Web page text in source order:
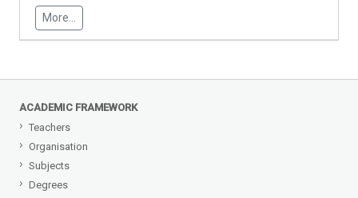
More...
ACADEMIC FRAMEWORK
Teachers
Organisation
Subjects
Degrees